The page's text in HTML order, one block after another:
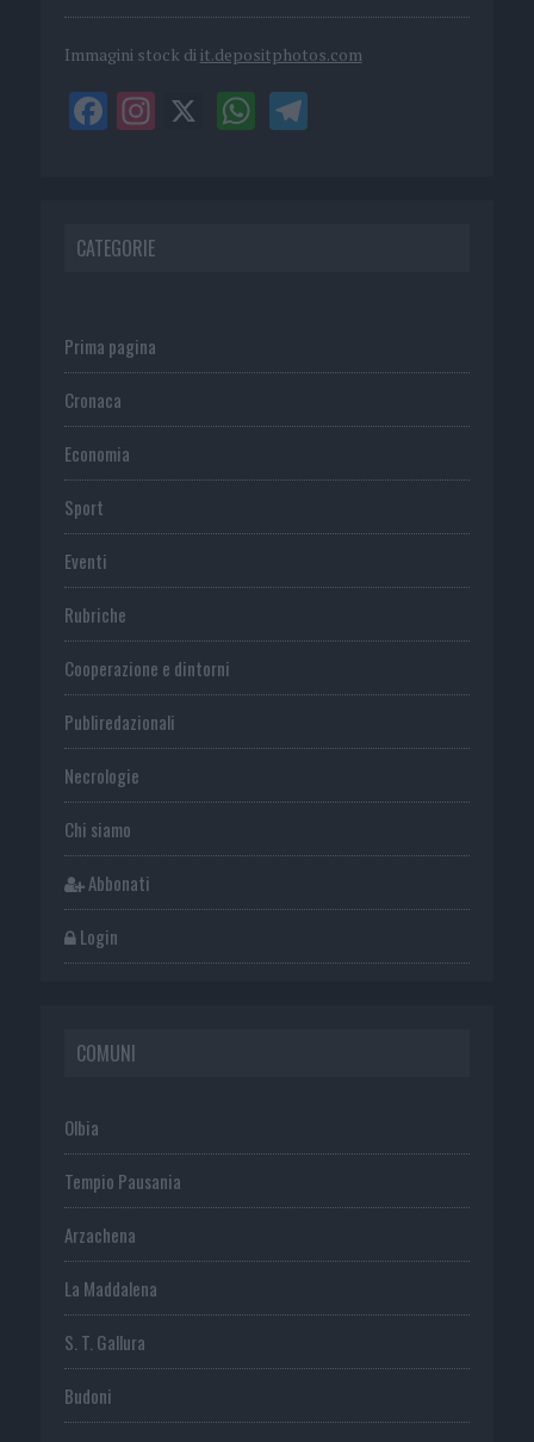
Immagini stock di it.depositphotos.com
CATEGORIE
Prima pagina
Cronaca
Economia
Sport
Eventi
Rubriche
Cooperazione e dintorni
Publiredazionali
Necrologie
Chi siamo
Abbonati
Login
COMUNI
Olbia
Tempio Pausania
Arzachena
La Maddalena
S. T. Gallura
Budoni